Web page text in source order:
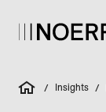
/ Insights /